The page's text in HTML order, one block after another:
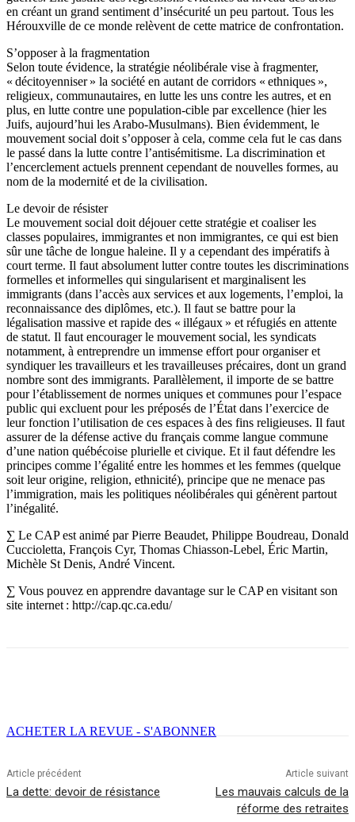
en créant un grand sentiment d’insécurité un peu partout. Tous les
Hérouxville de ce monde relèvent de cette matrice de confrontation.
S’opposer à la fragmentation
Selon toute évidence, la stratégie néolibérale vise à fragmenter,
« décitoyenniser » la société en autant de corridors « ethniques »,
religieux, communautaires, en lutte les uns contre les autres, et en
plus, en lutte contre une population-cible par excellence (hier les
Juifs, aujourd’hui les Arabo-Musulmans). Bien évidemment, le
mouvement social doit s’opposer à cela, comme cela fut le cas dans
le passé dans la lutte contre l’antisémitisme. La discrimination et
l’encerclement actuels prennent cependant de nouvelles formes, au
nom de la modernité et de la civilisation.
Le devoir de résister
Le mouvement social doit déjouer cette stratégie et coaliser les
classes populaires, immigrantes et non immigrantes, ce qui est bien
sûr une tâche de longue haleine. Il y a cependant des impératifs à
court terme. Il faut absolument lutter contre toutes les discriminations
formelles et informelles qui singularisent et marginalisent les
immigrants (dans l’accès aux services et aux logements, l’emploi, la
reconnaissance des diplômes, etc.). Il faut se battre pour la
légalisation massive et rapide des « illégaux » et réfugiés en attente
de statut. Il faut encourager le mouvement social, les syndicats
notamment, à entreprendre un immense effort pour organiser et
syndiquer les travailleurs et les travailleuses précaires, dont un grand
nombre sont des immigrants. Parallèlement, il importe de se battre
pour l’établissement de normes uniques et communes pour l’espace
public qui excluent pour les préposés de l’État dans l’exercice de
leur fonction l’utilisation de ces espaces à des fins religieuses. Il faut
assurer de la défense active du français comme langue commune
d’une nation québécoise plurielle et civique. Et il faut défendre les
principes comme l’égalité entre les hommes et les femmes (quelque
soit leur origine, religion, ethnicité), principe que ne menace pas
l’immigration, mais les politiques néolibérales qui génèrent partout
l’inégalité.
∑ Le CAP est animé par Pierre Beaudet, Philippe Boudreau, Donald
Cuccioletta, François Cyr, Thomas Chiasson-Lebel, Éric Martin,
Michèle St Denis, André Vincent.
∑ Vous pouvez en apprendre davantage sur le CAP en visitant son
site internet : http://cap.qc.ca.edu/
ACHETER LA REVUE - S'ABONNER
Article précédent
La dette: devoir de résistance
Article suivant
Les mauvais calculs de la
réforme des retraites